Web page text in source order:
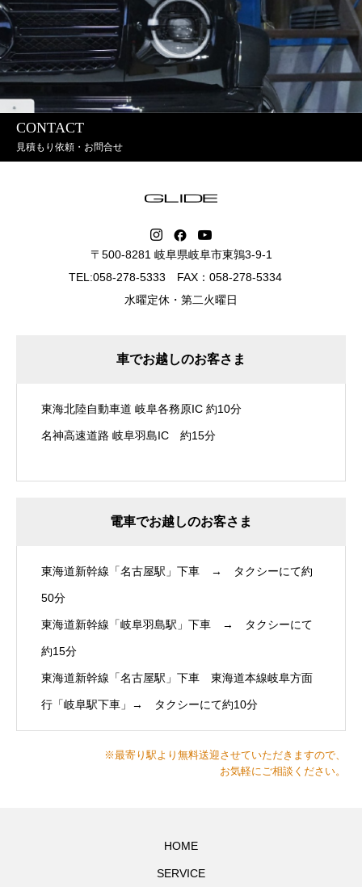
CONTACT
見積もり依頼・お問合せ
〒500-8281 岐阜県岐阜市東鶉3-9-1
TEL:058-278-5333 FAX：058-278-5334
水曜定休・第二火曜日
車でお越しのお客さま
東海北陸自動車道 岐阜各務原IC 約10分
名神高速道路 岐阜羽島IC 約15分
電車でお越しのお客さま
東海道新幹線「名古屋駅」下車 → タクシーにて約
50分
東海道新幹線「岐阜羽島駅」下車 → タクシーにて
約15分
東海道新幹線「名古屋駅」下車 東海道本線岐阜方面
行「岐阜駅下車」→ タクシーにて約10分
※最寄り駅より無料送迎させていただきますので、
お気軽にご相談ください。
HOME
SERVICE